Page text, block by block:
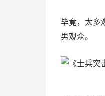
毕竟，太多
男观众。